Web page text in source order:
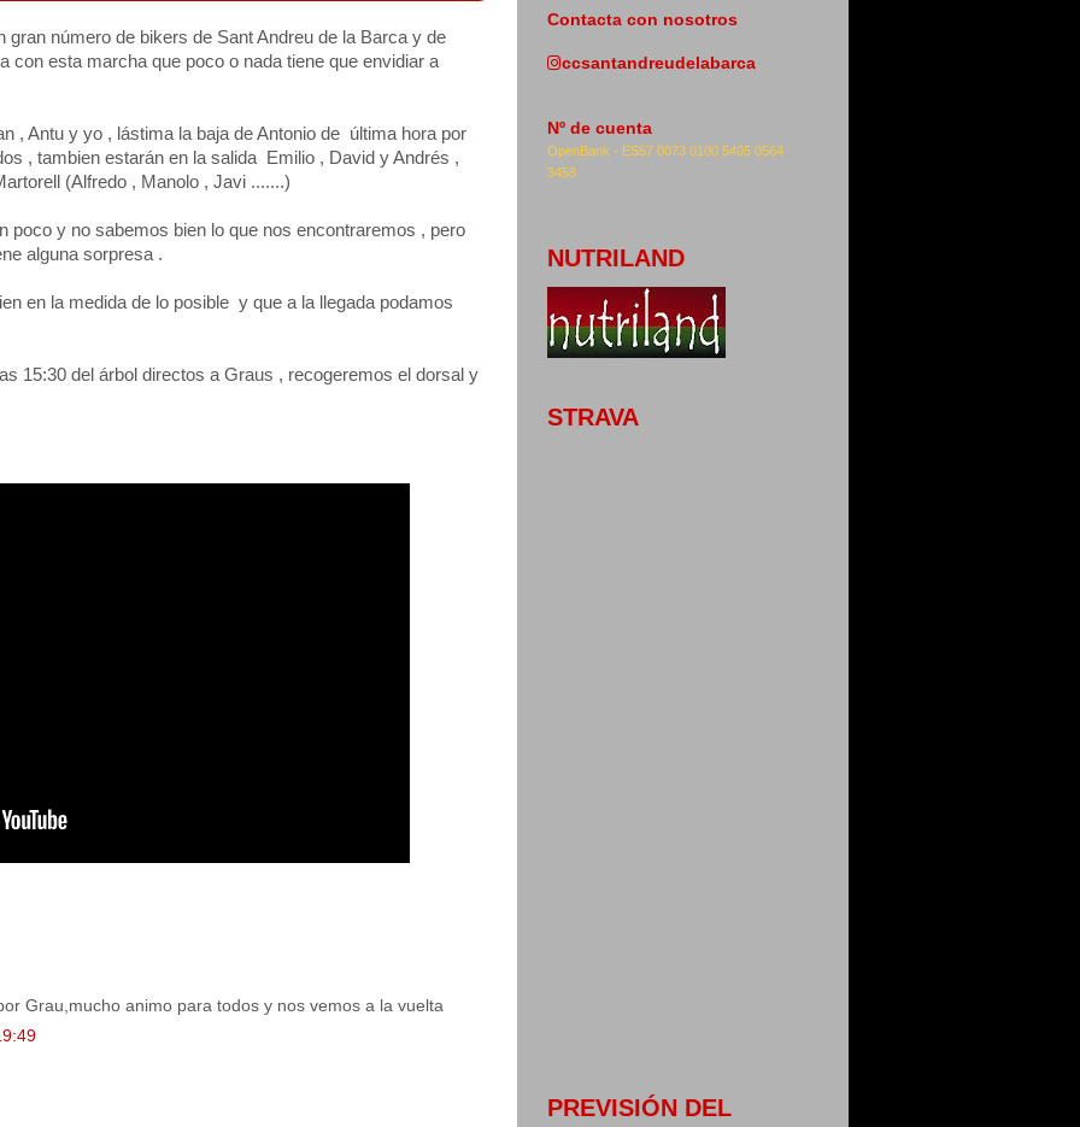
gran número de bikers de Sant Andreu de la Barca y de
con esta marcha que poco o nada tiene que envidiar a
, Antu y yo , lástima la baja de Antonio de última hora por
, tambien estarán en la salida Emilio , David y Andrés ,
(Alfredo , Manolo , Javi .......)
poco y no sabemos bien lo que nos encontraremos , pero
alguna sorpresa .
en la medida de lo posible y que a la llegada podamos
15:30 del árbol directos a Graus , recogeremos el dorsal y
Grau,mucho animo para todos y nos vemos a la vuelta
Contacta con nosotros
ccsantandreudelabarca
Nº de cuenta
OpenBank - ES57 0073 0100 5405 0564
3458
NUTRILAND
STRAVA
PREVISIÓN DEL